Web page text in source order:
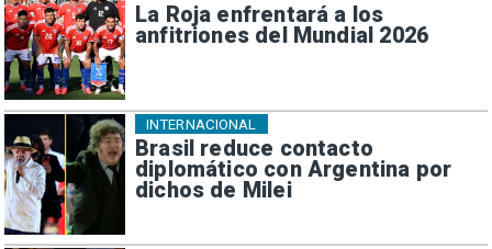
La Roja enfrentará a los
anfitriones del Mundial 2026
Brasil reduce contacto
diplomático con Argentina por
dichos de Milei
INTERNACIONAL